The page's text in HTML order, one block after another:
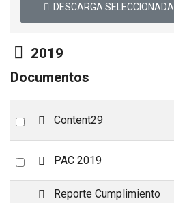
DESCARGA SELECCIONADA
Carpeta
2019
Documentos
Select
an
item
pContent29
Select
an
pPAC 2019
pReporte Cumplimiento